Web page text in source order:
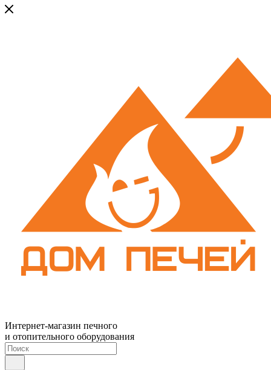
Интернет-магазин печного
и отопительного оборудования